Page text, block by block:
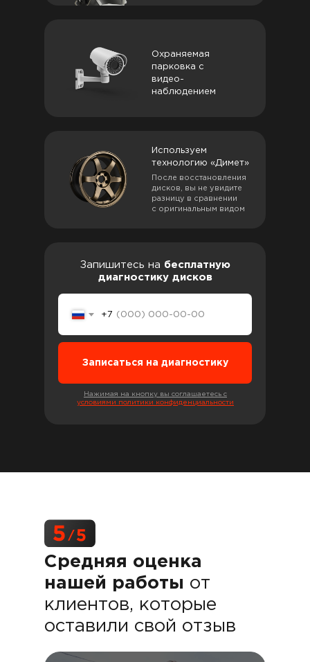
Охраняемая
парковка с
видео-
наблюдением
Используем
технологию «Димет»
После восстановления
дисков, вы не увидите
разницу в сравнении
с оригинальным видом
Запишитесь на бесплатную
диагностику дисков
+7
Записаться на диагностику
Нажимая на кнопку вы соглашаетесь с
условиями политики конфиденциальности
Средняя оценка
нашей работы от
клиентов, которые
оставили свой отзыв